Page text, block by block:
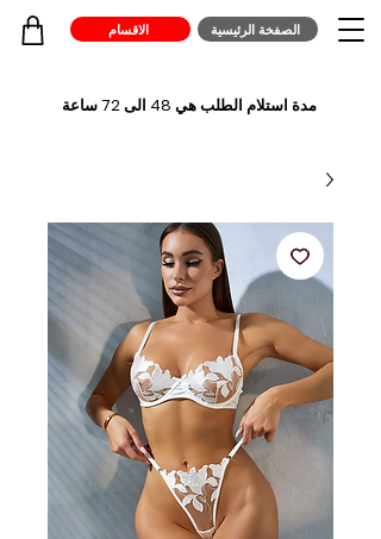
الصفخة الرئيسية الاقسام
مدة استلام الطلب هي 48 الى 72 ساعة